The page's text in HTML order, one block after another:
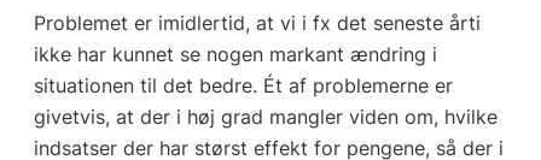
Problemet er imidlertid, at vi i fx det seneste årti
ikke har kunnet se nogen markant ændring i
situationen til det bedre. Ét af problemerne er
givetvis, at der i høj grad mangler viden om, hvilke
indsatser der har størst effekt for pengene, så der i